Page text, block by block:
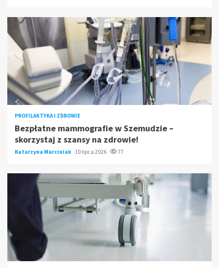
PROFILAKTYKA I ZDROWIE
Bezpłatne mammografie w Szemudzie –
skorzystaj z szansy na zdrowie!
Katarzyna Marciniak 10 lipca 2026 77